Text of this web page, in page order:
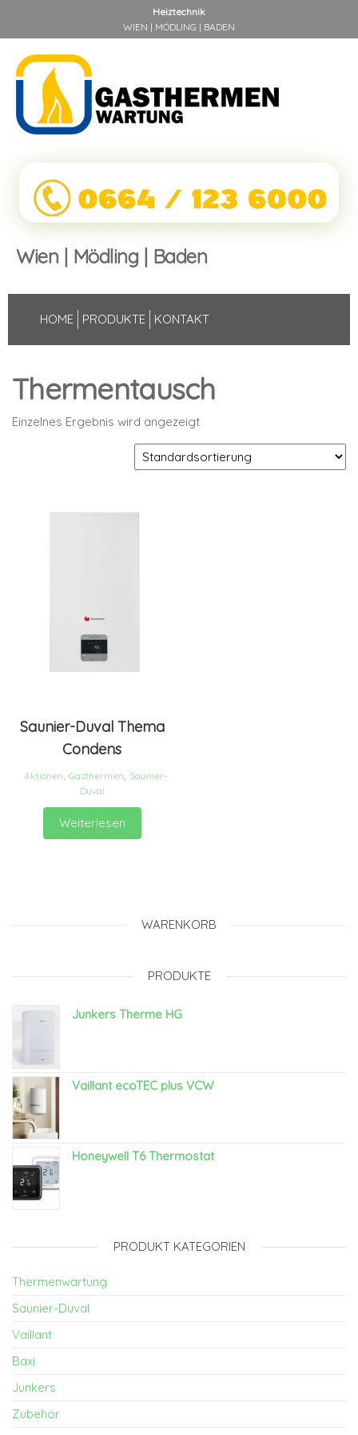
Heiztechnik
WIEN | MÖDLING | BADEN
Wien | Mödling | Baden
HOME PRODUKTE KONTAKT
Thermentausch
Einzelnes Ergebnis wird angezeigt
Saunier-Duval Thema
Condens
Aktionen Gasthermen Saunier-
Duval
Weiterlesen
WARENKORB
PRODUKTE
Junkers Therme HG
Vaillant ecoTEC plus VCW
Honeywell T6 Thermostat
PRODUKT KATEGORIEN
Thermenwartung
Saunier-Duval
Vaillant
Baxi
Junkers
Zubehör